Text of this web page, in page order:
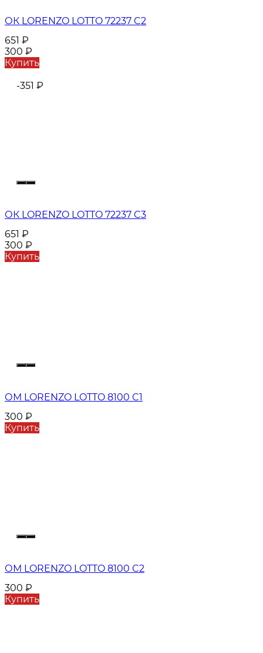
ОК LORENZO LOTTO 72237 C2
651 ₽
300 ₽
Купить
-351 ₽
ОК LORENZO LOTTO 72237 C3
651 ₽
300 ₽
Купить
ОМ LORENZO LOTTO 8100 C1
300 ₽
Купить
ОМ LORENZO LOTTO 8100 C2
300 ₽
Купить